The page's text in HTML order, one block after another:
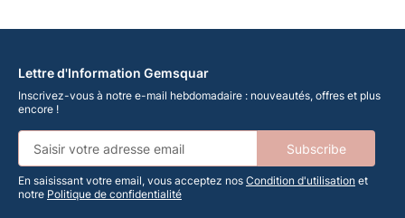
Lettre d'Information Gemsquar
Inscrivez-vous à notre e-mail hebdomadaire : nouveautés, offres et plus
encore !
Subscribe
En saisissant votre email, vous acceptez nos Condition d'utilisation et
notre Politique de confidentialité